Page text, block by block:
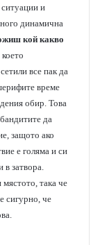
ситуации и
динамична
кой какво
все пак да
време
обир. Това
да
защото ако
е голяма и си
в затвора.
така че
сигурно, че